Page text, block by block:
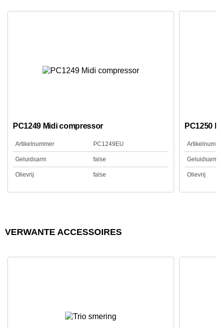
PC1249 Midi compressor
Artikelnummer PC1249EU
Geluidsarm false
Olievrij false
PC1250
Geluidsarm
Olievrij
VERWANTE ACCESSOIRES